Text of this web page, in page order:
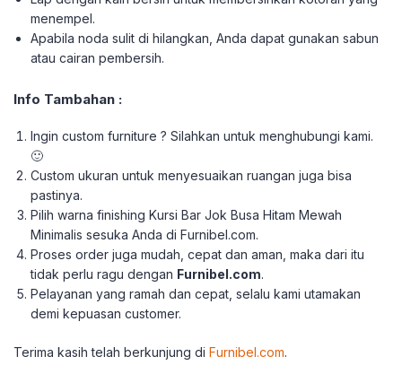
menempel.
Apabila noda sulit di hilangkan, Anda dapat gunakan sabun
atau cairan pembersih.
Info Tambahan :
Ingin custom furniture ? Silahkan untuk menghubungi kami.
🙂
Custom ukuran untuk menyesuaikan ruangan juga bisa
pastinya.
Pilih warna finishing Kursi Bar Jok Busa Hitam Mewah
Minimalis sesuka Anda di Furnibel.com.
Proses order juga mudah, cepat dan aman, maka dari itu
tidak perlu ragu dengan Furnibel.com.
Pelayanan yang ramah dan cepat, selalu kami utamakan
demi kepuasan customer.
Terima kasih telah berkunjung di Furnibel.com.